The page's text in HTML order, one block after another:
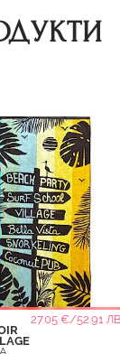
27.05 €/52.91